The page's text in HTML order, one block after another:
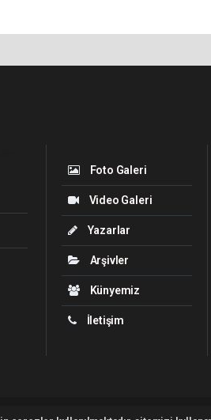
Foto Galeri
Video Galeri
Yazarlar
Arşivler
Künyemiz
İletişim